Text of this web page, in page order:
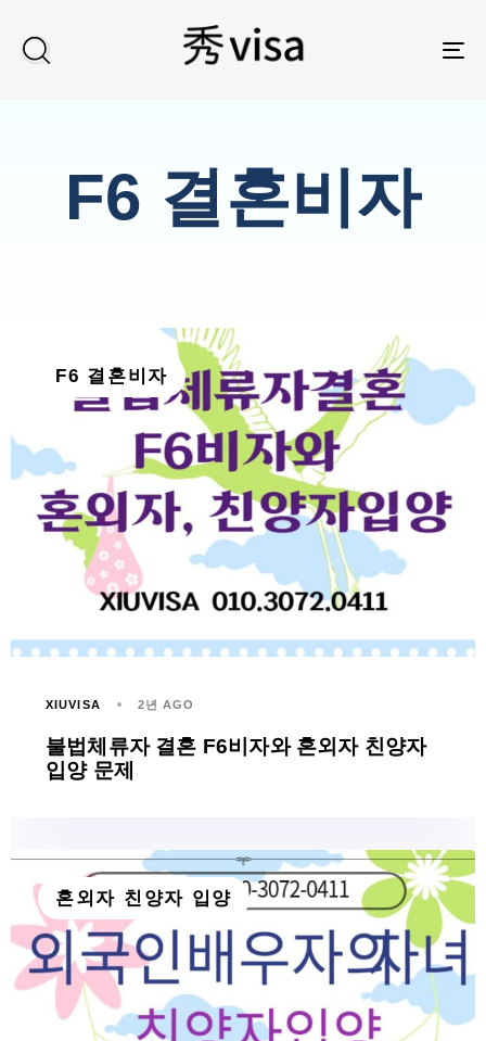
F6 결혼비자
F6 결혼비자
XIUVISA 2년 AGO
불법체류자 결혼 F6비자와 혼외자 친양자
입양 문제
혼외자 친양자 입양